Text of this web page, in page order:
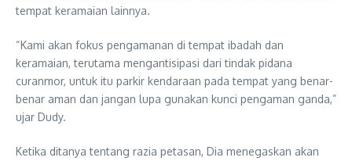
tempat keramaian lainnya.
“Kami akan fokus pengamanan di tempat ibadah dan
keramaian, terutama mengantisipasi dari tindak pidana
curanmor, untuk itu parkir kendaraan pada tempat yang benar-
benar aman dan jangan lupa gunakan kunci pengaman ganda,”
ujar Dudy.
Ketika ditanya tentang razia petasan, Dia menegaskan akan